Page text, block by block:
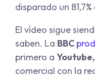
disparado un
El vídeo sigue
saben. La BBC
primero a Youtube,
comercial con la